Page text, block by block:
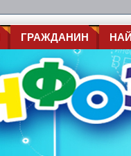
ГРАЖДАНИН